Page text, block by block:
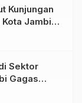
Kunjungan
Kota Jambi
Sektor
Gagas